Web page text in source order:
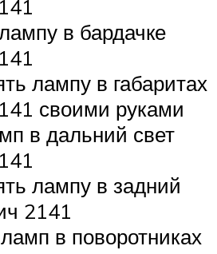
в бардачке
лампу в габаритах
своими руками
в дальний свет
лампу в задний
2141
в поворотниках